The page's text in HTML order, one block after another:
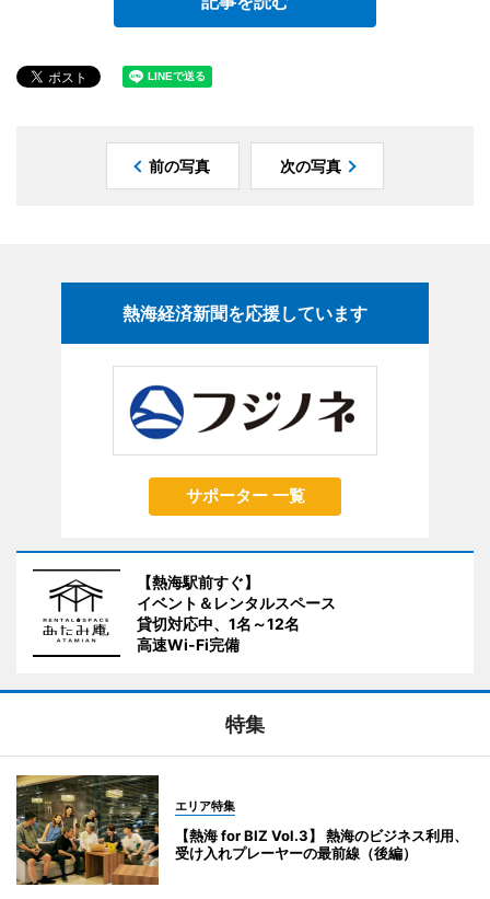
前の写真 次の写真
熱海経済新聞を応援しています
サポーター 一覧
【熱海駅前すぐ】
イベント＆レンタルスペース
貸切対応中、1名～12名
高速Wi-Fi完備
特集
エリア特集
【熱海 for BIZ Vol.3】 熱海のビジネス利用、
受け入れプレーヤーの最前線（後編）